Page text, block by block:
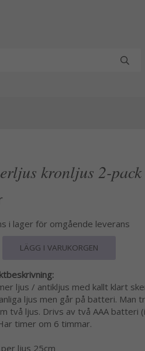
kronljus 2-pack
i lager för omgående leverans
LÄGG I VARUKORGEN
ljus / antikljus med kallt klart
ljus men går på batteri. Man
två ljus. Drivs av två AAA
timer om 6 timmar.
ljus 25cm